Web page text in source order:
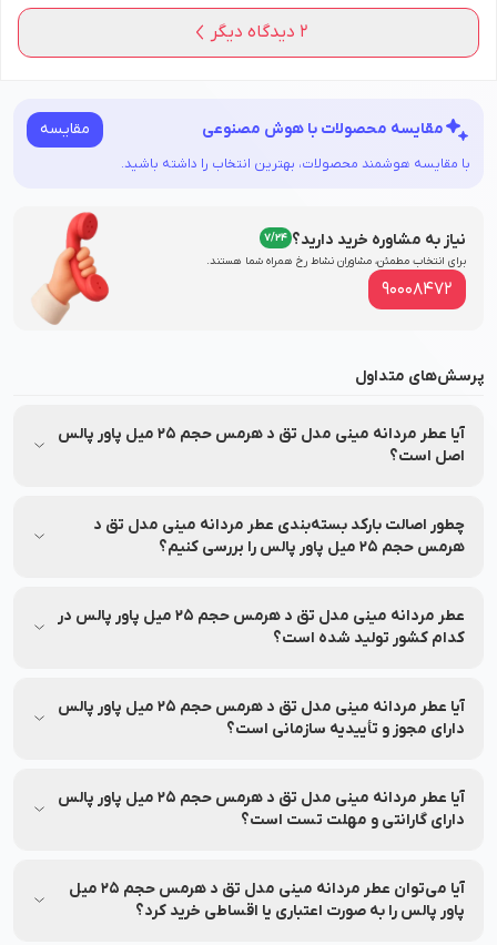
2 دیدگاه دیگر
مقایسه محصولات با هوش مصنوعی مقایسه
با مقایسه هوشمند محصولات، بهترین انتخاب را داشته باشید.
نیاز به مشاوره خرید دارید؟ 7/24
برای انتخاب مطمئن، مشاوران نشاط‌ رخ همراه شما هستند.
90008472
پرسش‌های متداول
آیا عطر مردانه مینی مدل تق د هرمس حجم 25 میل پاور پالس
اصل است؟
مستقیماً از شرکت آریان کیمیاتک تهیه شده و تحت برند معتبر پاور
پالس (Power Pulse) تولید و عرضه شده است و اصالت آن توسط
چطور اصالت بارکد بسته‌بندی عطر مردانه مینی مدل تق د
هرمس حجم 25 میل پاور پالس را بررسی کنیم؟
پاور پالس را می‌توانید از طریق اپلیکیشن‌های بررسی اصالت
محصول با اسکن بارکد روی جعبه استعلام بگیرید.
عطر مردانه مینی مدل تق د هرمس حجم 25 میل پاور پالس در
کدام کشور تولید شده است؟
برند پاور پالس در کشور ایران تولید شده است.
آیا عطر مردانه مینی مدل تق د هرمس حجم 25 میل پاور پالس
دارای مجوز و تأییدیه سازمانی است؟
دارای مجوز از وزارت بهداشت و سازمان غذا و دارو می‌باشد و اطلاعات
آن در سامانه رسمی قابل استعلام است.
آیا عطر مردانه مینی مدل تق د هرمس حجم 25 میل پاور پالس
دارای گارانتی و مهلت تست است؟
گارانتی اصالت و سلامت فیزیکی محصول ارائه می‌شود تا با اطمینان
خرید کنید و تا 7 روز پس از تحویل سفارش امکان بازگشت آن را
آیا می‌توان عطر مردانه مینی مدل تق د هرمس حجم 25 میل
پاور پالس را به صورت اعتباری یا اقساطی خرید کرد؟